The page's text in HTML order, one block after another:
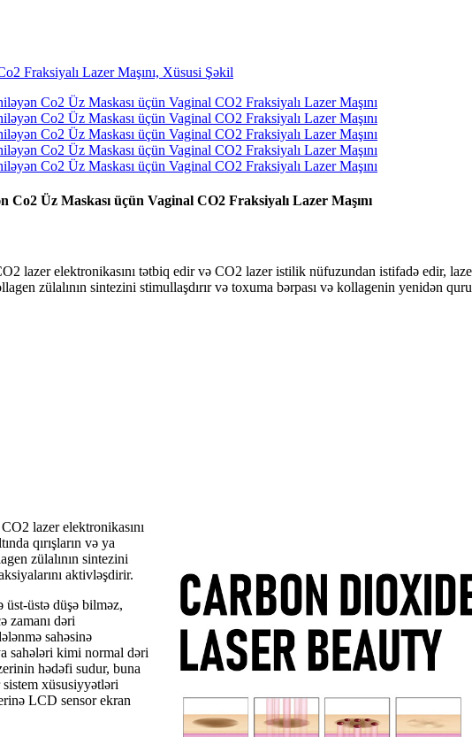
Co2 Üz Maskası üçün Vaginal CO2 Fraksiyalı Lazer Maşını
lazer elektronikasını tətbiq edir və CO2 lazer istilik nüfuzundan istifadə edir,
zülalının sintezini stimullaşdırır və toxuma bərpası və kollagenin yenidən
lazer elektronikasını
qırışların və ya
zülalının sintezini
aktivləşdirir.
üst-üstə düşə bilməz,
zamanı dəri
sahəsinə
sahələri kimi normal dəri
hədəfi sudur, buna
xüsusiyyətləri
LCD sensor ekran